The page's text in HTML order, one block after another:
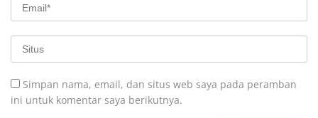
Simpan nama, email, dan situs web saya pada peramban
ini untuk komentar saya berikutnya.